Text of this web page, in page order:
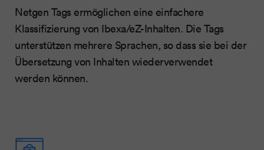
Netgen Tags ermöglichen eine einfachere
Klassifizierung von Ibexa/eZ-Inhalten. Die Tags
unterstützen mehrere Sprachen, so dass sie bei der
Übersetzung von Inhalten wiederverwendet
werden können.